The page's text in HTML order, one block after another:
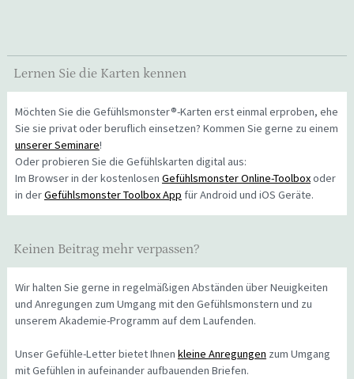
Lernen Sie die Karten kennen
Möchten Sie die Gefühlsmonster®-Karten erst einmal erproben, ehe
Sie sie privat oder beruflich einsetzen? Kommen Sie gerne zu einem
unserer Seminare!
Oder probieren Sie die Gefühlskarten digital aus:
Im Browser in der kostenlosen Gefühlsmonster Online-Toolboxoder
in derGefühlsmonster Toolbox App für Android und iOS Geräte.
Keinen Beitrag mehr verpassen?
Wir halten Sie gerne in regelmäßigen Abständen über Neuigkeiten
und Anregungen zum Umgang mit den Gefühlsmonstern und zu
unserem Akademie-Programm auf dem Laufenden.
Unser Gefühle-Letter bietet Ihnen kleine Anregungen zum Umgang
mit Gefühlen in aufeinander aufbauenden Briefen.